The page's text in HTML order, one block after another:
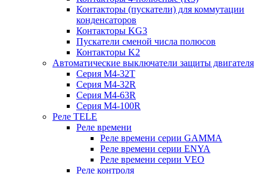
Контакторы (пускатели) для коммутации
конденсаторов
Контакторы KG3
Пускатели сменой числа полюсов
Контакторы K2
Автоматические выключатели защиты двигателя
Серия M4-32T
Серия M4-32R
Серия M4-63R
Серия M4-100R
Реле TELE
Реле времени
Реле времени серии GAMMA
Реле времени серии ENYA
Реле времени серии VEO
Реле контроля